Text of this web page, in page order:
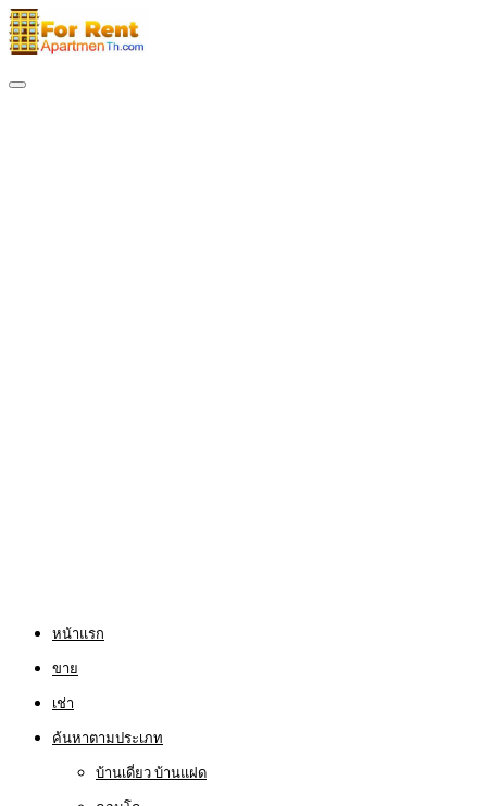
หน้าแรก
ขาย
เช่า
ค้นหาตามประเภท
บ้านเดี่ยว บ้านแฝด